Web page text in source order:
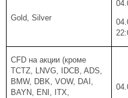
Gold, Silver
CFD на акции (кроме
TCTZ, LNVG, IDCB, ADS,
BMW, DBK, VOW, DAI,
BAYN, ENI, ITX,